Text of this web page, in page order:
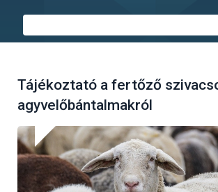
Tájékoztató a fertőző
agyvelőbántalmakról